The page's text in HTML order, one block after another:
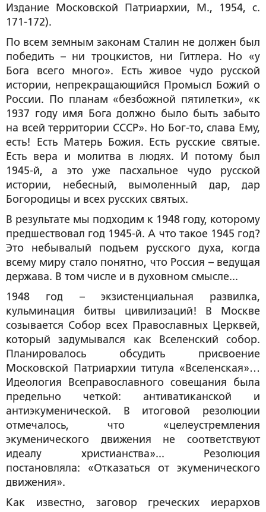
Издание Московской Патриархии, М., 1954, с.
171-172).
По всем земным законам Сталин не должен был
победить – ни троцкистов, ни Гитлера. Но «у
Бога всего много». Есть живое чудо русской
истории, непрекращающийся Промысл Божий о
России. По планам «безбожной пятилетки», «к
1937 году имя Бога должно было быть забыто
на всей территории СССР». Но Бог-то, слава Ему,
есть! Есть Матерь Божия. Есть русские святые.
Есть вера и молитва в людях. И потому был
1945-й, а это уже пасхальное чудо русской
истории, небесный, вымоленный дар, дар
Богородицы и всех русских святых.
В результате мы подходим к 1948 году, которому
предшествовал год 1945-й. А что такое 1945 год?
Это небывалый подъем русского духа, когда
всему миру стало понятно, что Россия – ведущая
держава. В том числе и в духовном смысле...
1948 год – экзистенциальная развилка,
кульминация битвы цивилизаций! В Москве
созывается Собор всех Православных Церквей,
который задумывался как Вселенский собор.
Планировалось обсудить присвоение
Московской Патриархии титула «Вселенская»…
Идеология Всеправославного совещания была
предельно четкой: антиватиканской и
антиэкуменической. В итоговой резолюции
отмечалось, что «целеустремления
экуменического движения не соответствуют
идеалу христианства»... Резолюция
постановляла: «Отказаться от экуменического
движения».
Как известно, заговор греческих иерархов